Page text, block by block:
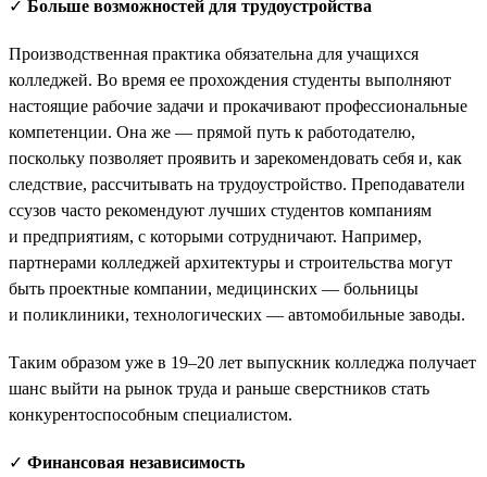
✓ Больше возможностей для трудоустройства
Производственная практика обязательна для учащихся
колледжей. Во время ее прохождения студенты выполняют
настоящие рабочие задачи и прокачивают профессиональные
компетенции. Она же — прямой путь к работодателю,
поскольку позволяет проявить и зарекомендовать себя и, как
следствие, рассчитывать на трудоустройство. Преподаватели
ссузов часто рекомендуют лучших студентов компаниям
и предприятиям, с которыми сотрудничают. Например,
партнерами колледжей архитектуры и строительства могут
быть проектные компании, медицинских — больницы
и поликлиники, технологических — автомобильные заводы.
Таким образом уже в 19–20 лет выпускник колледжа получает
шанс выйти на рынок труда и раньше сверстников стать
конкурентоспособным специалистом.
✓ Финансовая независимость